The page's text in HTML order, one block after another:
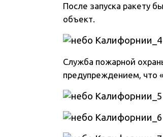
После запуска ракету
объект.
Служба пожарной
предупреждением, что